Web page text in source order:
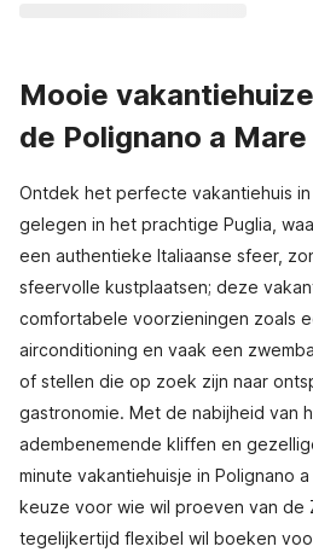
Mooie
de Polignano a Mare
Ontdek het perfecte vakantiehuis in
gelegen in het prachtige Puglia,
een authentieke Italiaanse sfeer,
sfeervolle kustplaatsen; deze
comfortabele voorzieningen zoals
airconditioning en vaak een
of stellen die op zoek zijn naar
gastronomie. Met de nabijheid van
adembenemende kliffen en
minute vakantiehuisje in Polignano
keuze voor wie wil proeven van de
tegelijkertijd flexibel wil boeken